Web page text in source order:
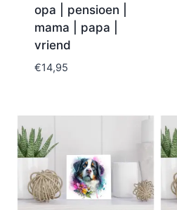
opa | pensioen |
mama | papa |
vriend
€14,95